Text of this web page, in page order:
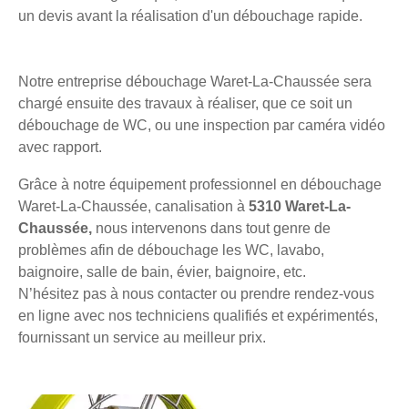
un devis avant la réalisation d'un débouchage rapide.
Notre entreprise débouchage Waret-La-Chaussée sera
chargé ensuite des travaux à réaliser, que ce soit un
débouchage de WC, ou une inspection par caméra vidéo
avec rapport.
Grâce à notre équipement professionnel en débouchage
Waret-La-Chaussée, canalisation à 5310 Waret-La-
Chaussée, nous intervenons dans tout genre de
problèmes afin de débouchage les WC, lavabo,
baignoire, salle de bain, évier, baignoire, etc.
N’hésitez pas à nous contacter ou prendre rendez-vous
en ligne avec nos techniciens qualifiés et expérimentés,
fournissant un service au meilleur prix.